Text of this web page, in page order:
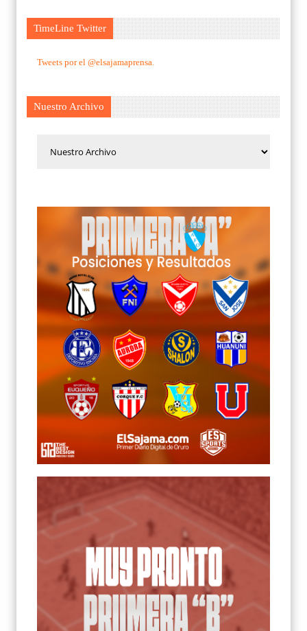
TimeLine Twitter
Tweets por el @elsajamaprensa.
Nuestro Archivo